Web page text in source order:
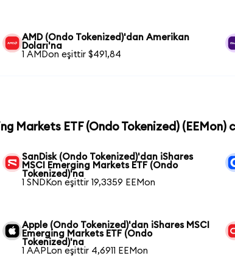
AMD (Ondo Tokenized)'dan Amerikan
Doları'na
1 AMDon eşittir $491,84
Markets ETF (Ondo Tokenized) (EEMon)
SanDisk (Ondo Tokenized)'dan iShares
MSCI Emerging Markets ETF (Ondo
Tokenized)'na
1 SNDKon eşittir 19,3359 EEMon
Apple (Ondo Tokenized)'dan iShares MSCI
Emerging Markets ETF (Ondo
Tokenized)'na
1 AAPLon eşittir 4,6911 EEMon